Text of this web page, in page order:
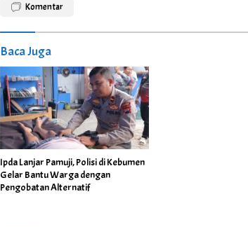
Komentar
Baca Juga
Ipda Lanjar Pamuji, Polisi di Kebumen
Gelar Bantu Warga dengan
Pengobatan Alternatif